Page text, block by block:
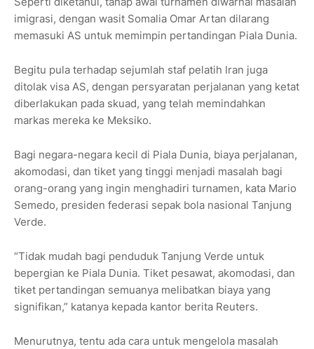
imigrasi, dengan wasit Somalia Omar Artan dilarang
memasuki AS untuk memimpin pertandingan Piala Dunia.
Begitu pula terhadap sejumlah staf pelatih Iran juga
ditolak visa AS, dengan persyaratan perjalanan yang ketat
diberlakukan pada skuad, yang telah memindahkan
markas mereka ke Meksiko.
Bagi negara-negara kecil di Piala Dunia, biaya perjalanan,
akomodasi, dan tiket yang tinggi menjadi masalah bagi
orang-orang yang ingin menghadiri turnamen, kata Mario
Semedo, presiden federasi sepak bola nasional Tanjung
Verde.
“Tidak mudah bagi penduduk Tanjung Verde untuk
bepergian ke Piala Dunia. Tiket pesawat, akomodasi, dan
tiket pertandingan semuanya melibatkan biaya yang
signifikan,” katanya kepada kantor berita Reuters.
Menurutnya, tentu ada cara untuk mengelola masalah